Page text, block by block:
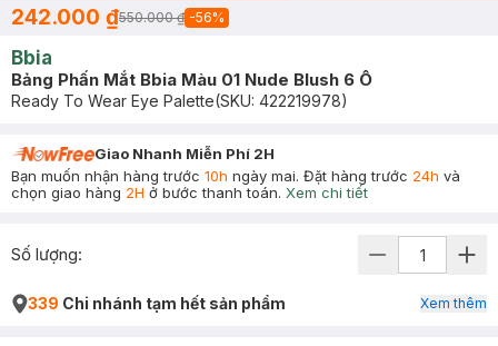
242.000 ₫550.000 ₫ -56%
Bbia
Bảng Phấn Mắt Bbia Màu 01 Nude Blush 6 Ô
Ready To Wear Eye Palette(SKU: 422219978)
Giao Nhanh Miễn Phí 2H
Bạn muốn nhận hàng trước 10h ngày mai. Đặt hàng trước 24h và
chọn giao hàng 2H ở bước thanh toán. Xem chi tiết
Số lượng:
339 Chi nhánh tạm hết sản phẩm Xem thêm